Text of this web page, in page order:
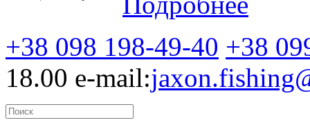
+38 098 198-49-40 +38
18.00 e-mail: